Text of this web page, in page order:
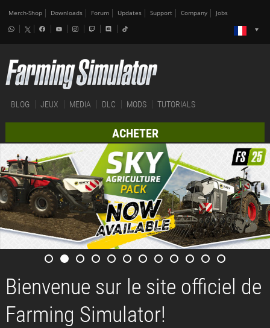
Merch-Shop Downloads Forum Updates Support Company Jobs
BLOG JEUX MEDIA DLC MODS TUTORIALS
ACHETER
Bienvenue sur le site officiel de
Farming Simulator!